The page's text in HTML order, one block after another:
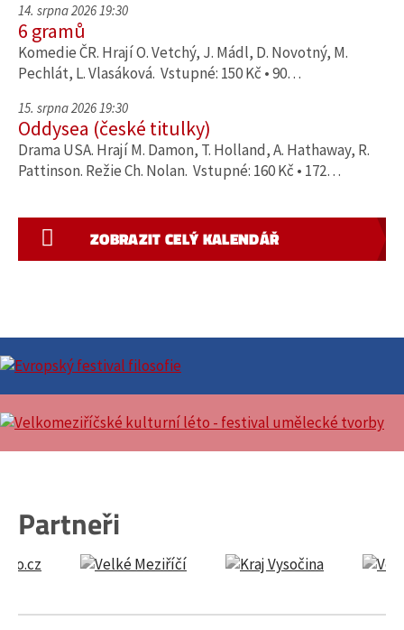
14. srpna 2026 19:30
6 gramů
Komedie ČR. Hrají O. Vetchý, J. Mádl, D. Novotný, M.
Pechlát, L. Vlasáková. Vstupné: 150 Kč • 90…
15. srpna 2026 19:30
Oddysea (české titulky)
Drama USA. Hrají M. Damon, T. Holland, A. Hathaway, R.
Pattinson. Režie Ch. Nolan. Vstupné: 160 Kč • 172…
ZOBRAZIT CELÝ KALENDÁŘ
Partneři